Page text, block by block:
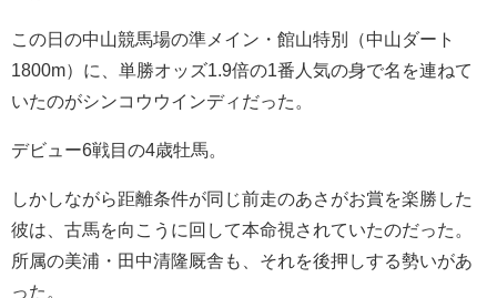
この日の中山競馬場の準メイン・館山特別（中山ダート
1800m）に、単勝オッズ1.9倍の1番人気の身で名を連ねて
いたのがシンコウウインディだった。
デビュー6戦目の4歳牡馬。
しかしながら距離条件が同じ前走のあさがお賞を楽勝した
彼は、古馬を向こうに回して本命視されていたのだった。
所属の美浦・田中清隆厩舎も、それを後押しする勢いがあ
った。